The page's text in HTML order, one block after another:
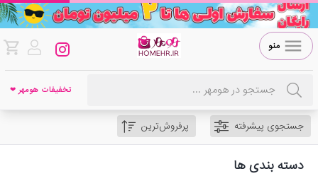
منو
تخفیفات هومهر ❤
جستجوی پیشرفته پرفروش‌ترین
دسته بندی ها